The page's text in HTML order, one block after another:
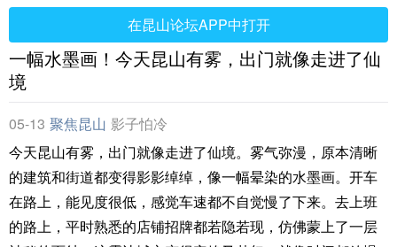
在昆山论坛APP中打开
一幅水墨画！今天昆山有雾，出门就像走进了仙
境
05-13 聚焦昆山 影子怕冷
今天昆山有雾，出门就像走进了仙境。雾气弥漫，原本清晰
的建筑和街道都变得影影绰绰，像一幅晕染的水墨画。开车
在路上，能见度很低，感觉车速都不自觉慢了下来。去上班
的路上，平时熟悉的店铺招牌都若隐若现，仿佛蒙上了一层